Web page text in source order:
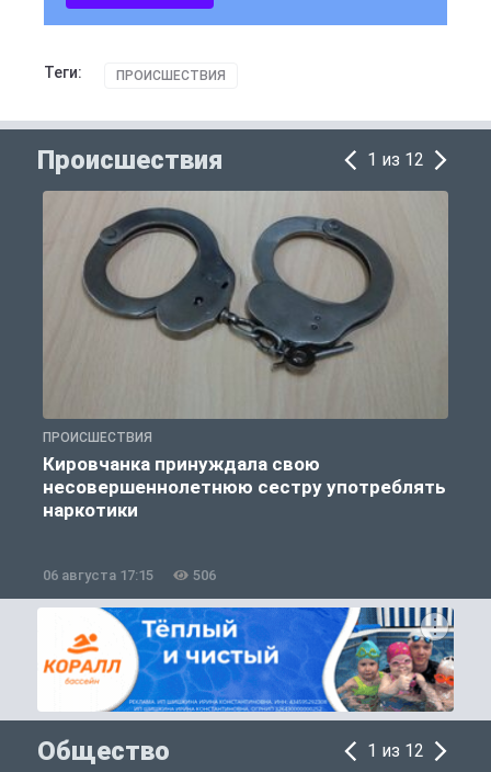
Теги: ПРОИСШЕСТВИЯ
Происшествия 1 из 12
ПРОИСШЕСТВИЯ
Кировчанка принуждала свою
несовершеннолетнюю сестру употреблять
наркотики
06 августа 17:15 506
Общество 1 из 12